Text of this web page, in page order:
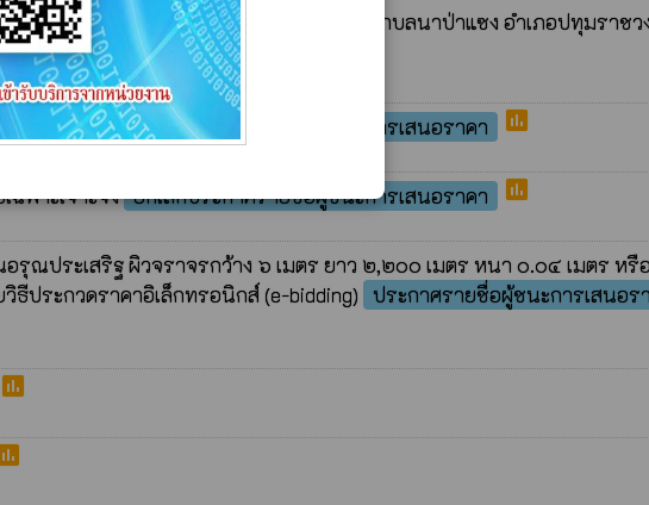
อายุ ประจำปีงบประมาณ ๒๕๖๗ เทศบาลตำบลนาป่าแซง อำเภอปทุมราชว
ฉพาะเจาะจง ยกเลิกประกาศรายชื่อผู้ชนะการเสนอราคา poll
ฉพาะเจาะจง ยกเลิกประกาศรายชื่อผู้ชนะการเสนอราคา poll
ณประเสริฐ ผิวจราจรกว้าง ๖ เมตร ยาว ๒,๒๐๐ เมตร หนา ๐.๐๔ เมตร ห
ธีประกวดราคาอิเล็กทรอนิกส์ (e-bidding)
ประกาศรายชื่อผู้ชนะการเสนอร
poll